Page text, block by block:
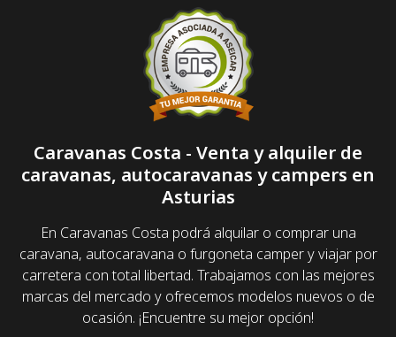
Caravanas Costa - Venta y alquiler de
caravanas, autocaravanas y campers en
Asturias
En Caravanas Costa podrá alquilar o comprar una
caravana, autocaravana o furgoneta camper y viajar por
carretera con total libertad. Trabajamos con las mejores
marcas del mercado y ofrecemos modelos nuevos o de
ocasión. ¡Encuentre su mejor opción!